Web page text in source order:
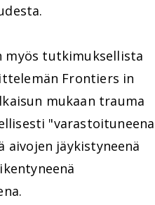
myös tutkimuksellista
Frontiers in
mukaan trauma
"varastoituneena
aivojen jäykistyneenä